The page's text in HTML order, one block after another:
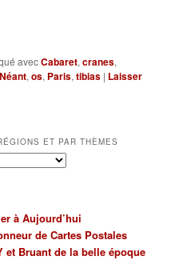
avecCabaret,cranes,
Néant,os, Paris,tibias | Laisser
ET PAR THÈMES
à Aujourd’hui
de Cartes Postales
et Bruant de la belle époque